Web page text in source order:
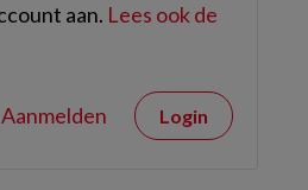
aan. Lees ook de
Aanmelden Login